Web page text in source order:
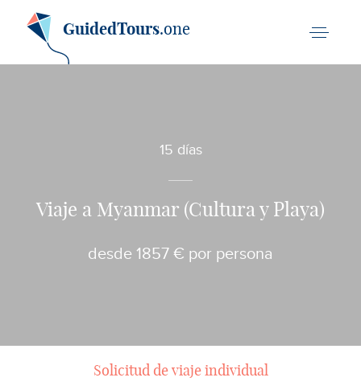
GuidedTours.one
15 días
Viaje a Myanmar (Cultura y Playa)
desde 1857 € por persona
Solicitud de viaje individual